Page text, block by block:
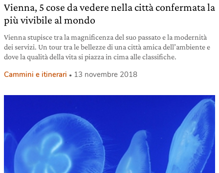
Vienna, 5 cose da vedere nella città confermata la
più vivibile al mondo
Vienna stupisce tra la magnificenza del suo passato e la modernità
dei servizi. Un tour tra le bellezze di una città amica dell’ambiente e
dove la qualità della vita si piazza in cima alle classifiche.
Cammini e itinerari 13 novembre 2018